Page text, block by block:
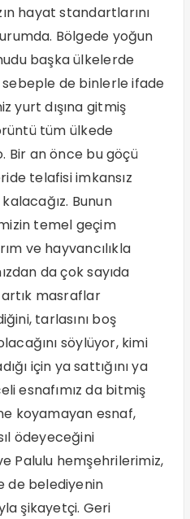
hayat standartlarını
Bölgede yoğun
başka ülkelerde
sebeple de binlerle ifade
yurt dışına gitmiş
tüm ülkede
Bir an önce bu göçü
telafisi imkansız
Bunun
temel geçim
ve hayvancılıkla
da çok sayıda
masraflar
tarlasını boş
söylüyor, kimi
için ya sattığını ya
esnafımız da bitmiş
koyamayan esnaf,
ödeyeceğini
Palulu hemşehrilerimiz,
de belediyenin
şikayetçi. Geri